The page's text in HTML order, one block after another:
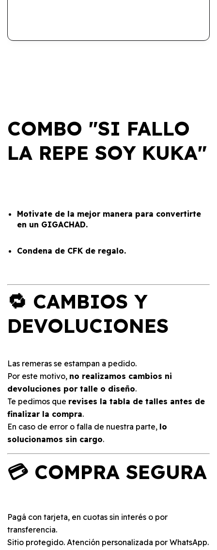
COMBO "SI FALLO
LA REPE SOY KUKA"
Motivate de la mejor manera para convertirte
en un GIGACHAD.
Condena de CFK de regalo.
🔁 CAMBIOS Y
DEVOLUCIONES
Las remeras se estampan a pedido.
Por este motivo, no realizamos cambios ni
devoluciones por talle o diseño.
Te pedimos que revises la tabla de talles antes de
finalizar la compra.
En caso de error o falla de nuestra parte, lo
solucionamos sin cargo.
💳 COMPRA SEGURA
Pagá con tarjeta, en cuotas sin interés o por
transferencia.
Sitio protegido. Atención personalizada por WhatsApp.